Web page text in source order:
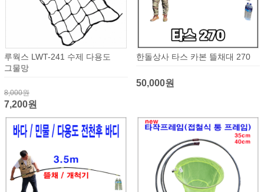
루웍스 LWT-241 수제 다용도
그물망
8,000원
7,200원
한돌상사 타스 카본 뜰채대 270
50,000원